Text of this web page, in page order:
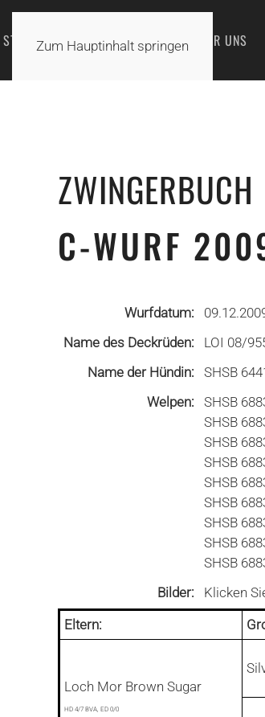
Zum Hauptinhalt springen
STARTSEITE AKTUELLES ÜBER UNS
ZWINGERBUCH
C-WURF
Wurfdatum:
Name des Deckrüden:
LOI 08/
Name der Hündin:
SHSB
Welpen:
SHSB
SHSB
SHSB
SHSB
SHSB
SHSB
SHSB
SHSB
SHSB
Bilder:
Klicken
Eltern:
Loch Mor Brown Sugar
HD 4/7 BVA, ED 0/0